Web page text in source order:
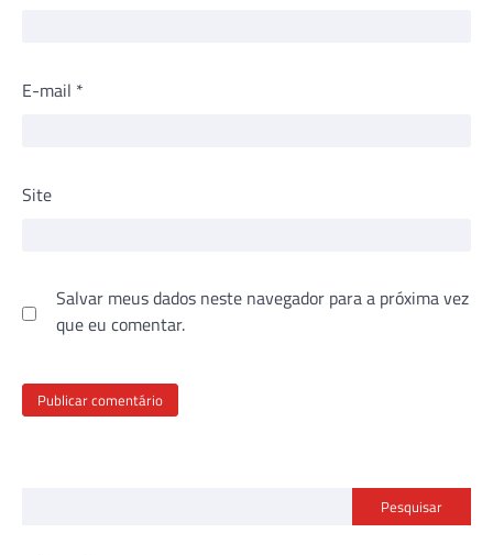
E-mail *
Site
Salvar meus dados neste navegador para a próxima vez
que eu comentar.
Pesquisar